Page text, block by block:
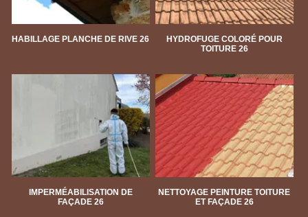
HABILLAGE PLANCHE DE RIVE 26
HYDROFUGE COLORÉ POUR
TOITURE 26
IMPERMÉABILISATION DE
FAÇADE 26
NETTOYAGE PEINTURE TOITURE
ET FAÇADE 26